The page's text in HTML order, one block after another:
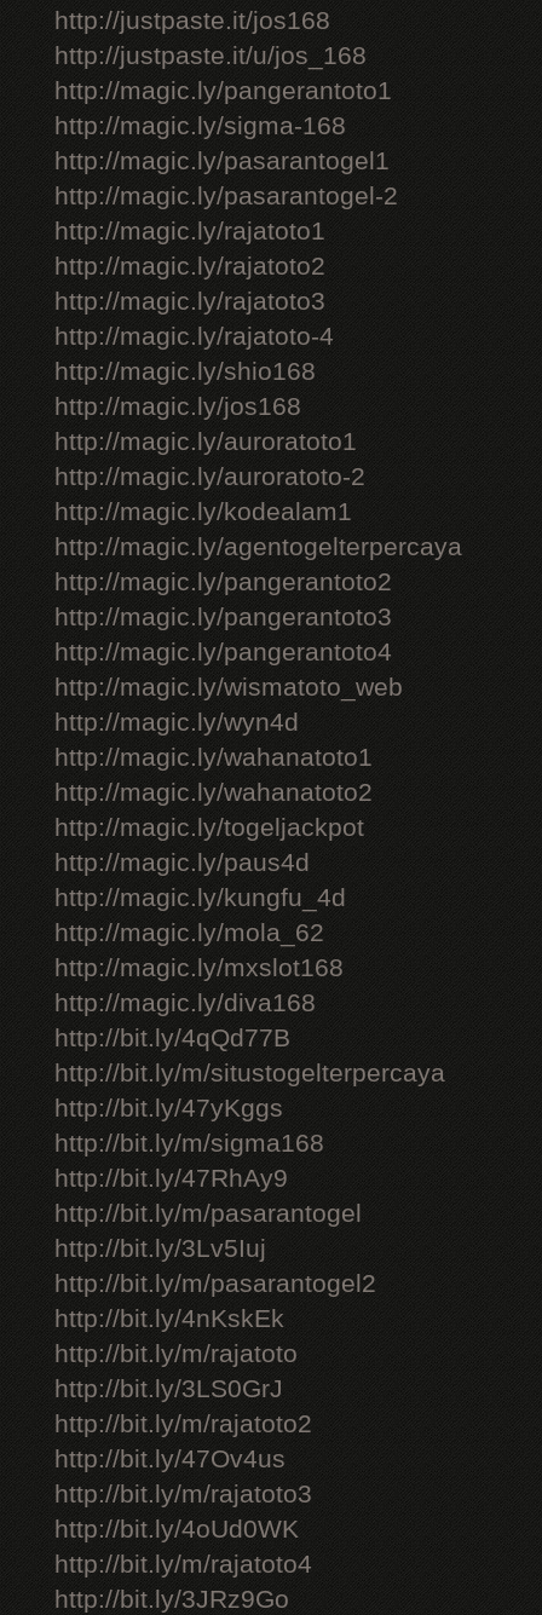
http://justpaste.it/jos168
http://justpaste.it/u/jos_168
http://magic.ly/pangerantoto1
http://magic.ly/sigma-168
http://magic.ly/pasarantogel1
http://magic.ly/pasarantogel-2
http://magic.ly/rajatoto1
http://magic.ly/rajatoto2
http://magic.ly/rajatoto3
http://magic.ly/rajatoto-4
http://magic.ly/shio168
http://magic.ly/jos168
http://magic.ly/auroratoto1
http://magic.ly/auroratoto-2
http://magic.ly/kodealam1
http://magic.ly/agentogelterpercaya
http://magic.ly/pangerantoto2
http://magic.ly/pangerantoto3
http://magic.ly/pangerantoto4
http://magic.ly/wismatoto_web
http://magic.ly/wyn4d
http://magic.ly/wahanatoto1
http://magic.ly/wahanatoto2
http://magic.ly/togeljackpot
http://magic.ly/paus4d
http://magic.ly/kungfu_4d
http://magic.ly/mola_62
http://magic.ly/mxslot168
http://magic.ly/diva168
http://bit.ly/4qQd77B
http://bit.ly/m/situstogelterpercaya
http://bit.ly/47yKggs
http://bit.ly/m/sigma168
http://bit.ly/47RhAy9
http://bit.ly/m/pasarantogel
http://bit.ly/3Lv5Iuj
http://bit.ly/m/pasarantogel2
http://bit.ly/4nKskEk
http://bit.ly/m/rajatoto
http://bit.ly/3LS0GrJ
http://bit.ly/m/rajatoto2
http://bit.ly/47Ov4us
http://bit.ly/m/rajatoto3
http://bit.ly/4oUd0WK
http://bit.ly/m/rajatoto4
http://bit.ly/3JRz9Go